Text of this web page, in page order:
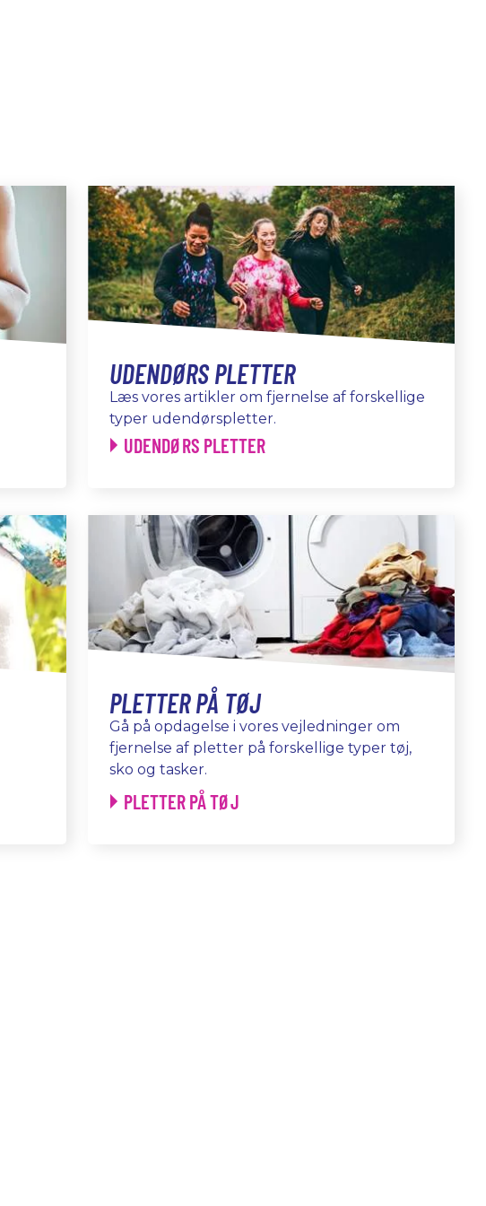
UDENDØRS PLETTER
Læs vores artikler om fjernelse af forskellige
typer udendørspletter.
UDENDØRS PLETTER
PLETTER PÅ TØJ
Gå på opdagelse i vores vejledninger om
fjernelse af pletter på forskellige typer tøj,
sko og tasker.
PLETTER PÅ TØJ